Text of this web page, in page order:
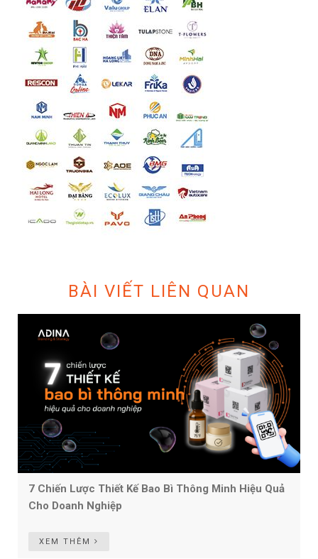
BÀI VIẾT LIÊN QUAN
7 Chiến Lược Thiết Kế Bao Bì Thông Minh Hiệu Quả
Cho Doanh Nghiệp
XEM THÊM